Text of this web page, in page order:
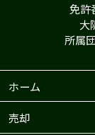
免許
大
所属
(
ホーム
売却